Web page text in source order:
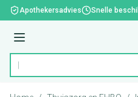
Ga naar de inhoud
Apothekersadvies Snelle
Menu
Product, merk, categorie...